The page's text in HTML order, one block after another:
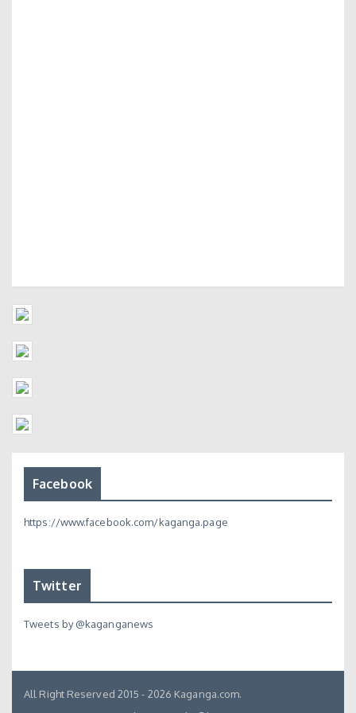
Facebook
https://www.facebook.com/kaganga.page
Twitter
Tweets by @kaganganews
All Right Reserved 2015 - 2026 Kaganga.com.